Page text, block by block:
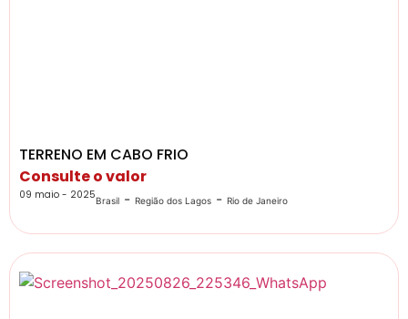
TERRENO EM CABO FRIO
Consulte o valor
09 maio - 2025Brasil - Região dos Lagos - Rio de Janeiro